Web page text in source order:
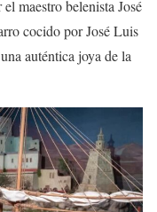
maestro belenista José
cocido por José Luis
auténtica joya de la